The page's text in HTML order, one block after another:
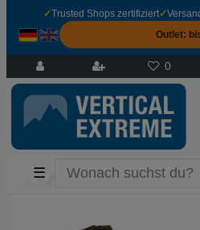
✓Trusted Shops zertifiziert✓
Outlet:
0
☰